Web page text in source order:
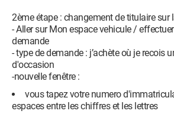
2ème étape : changement de titulaire sur
- Aller sur Mon espace vehicule /
demande
- type de demande : j’achète où je recois
d'occasion
-nouvelle fenêtre :
vous tapez votre numero
espaces entre les chiffres et les lettres